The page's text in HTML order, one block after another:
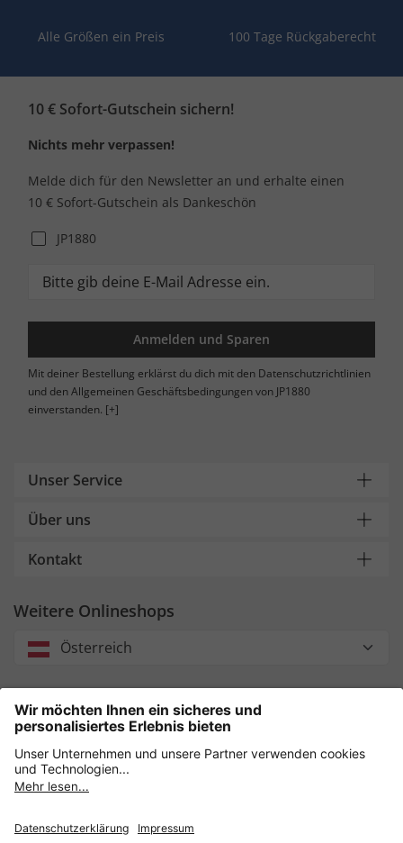
Alle Größen ein Preis 100 Tage Rückgaberecht
10 € Sofort-Gutschein sichern!
Nichts mehr verpassen!
Melde dich für den Newsletter an und erhalte einen
10 € Sofort-Gutschein als Dankeschön
JP1880
Anmelden und Sparen
Mit deiner Bestellung erklärst du dich mit den Datenschutzrichtlinien
und den Allgemeinen Geschäftsbedingungen von JP1880
einverstanden. [+]
Unser Service
Über uns
Kontakt
Weitere Onlineshops
Österreich
Unsere Zahlungsarten
Sicher einkaufen mit